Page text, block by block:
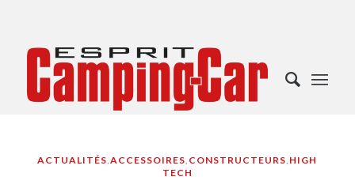
ACTUALITÉS,ACCESSOIRES, CONSTRUCTEURS, HIGH
TECH